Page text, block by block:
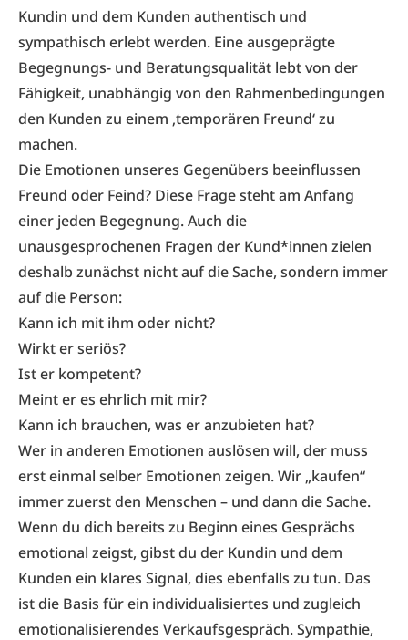
Kundin und dem Kunden authentisch und
sympathisch erlebt werden. Eine ausgeprägte
Begegnungs- und Beratungsqualität lebt von der
Fähigkeit, unabhängig von den Rahmenbedingungen
den Kunden zu einem ‚temporären Freund‘ zu
machen.
Die Emotionen unseres Gegenübers beeinflussen
Freund oder Feind? Diese Frage steht am Anfang
einer jeden Begegnung. Auch die
unausgesprochenen Fragen der Kund*innen zielen
deshalb zunächst nicht auf die Sache, sondern immer
auf die Person:
Kann ich mit ihm oder nicht?
Wirkt er seriös?
Ist er kompetent?
Meint er es ehrlich mit mir?
Kann ich brauchen, was er anzubieten hat?
Wer in anderen Emotionen auslösen will, der muss
erst einmal selber Emotionen zeigen. Wir „kaufen“
immer zuerst den Menschen – und dann die Sache.
Wenn du dich bereits zu Beginn eines Gesprächs
emotional zeigst, gibst du der Kundin und dem
Kunden ein klares Signal, dies ebenfalls zu tun. Das
ist die Basis für ein individualisiertes und zugleich
emotionalisierendes Verkaufsgespräch. Sympathie,